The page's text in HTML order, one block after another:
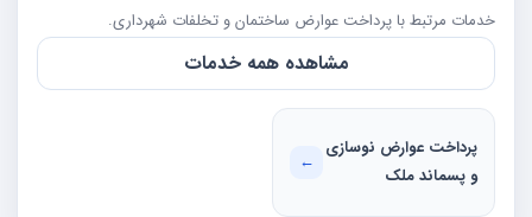
خدمات مرتبط با پرداخت عوارض ساختمان و تخلفات شهرداری.
مشاهده همه خدمات
پرداخت عوارض نوسازی
و پسماند ملک
←